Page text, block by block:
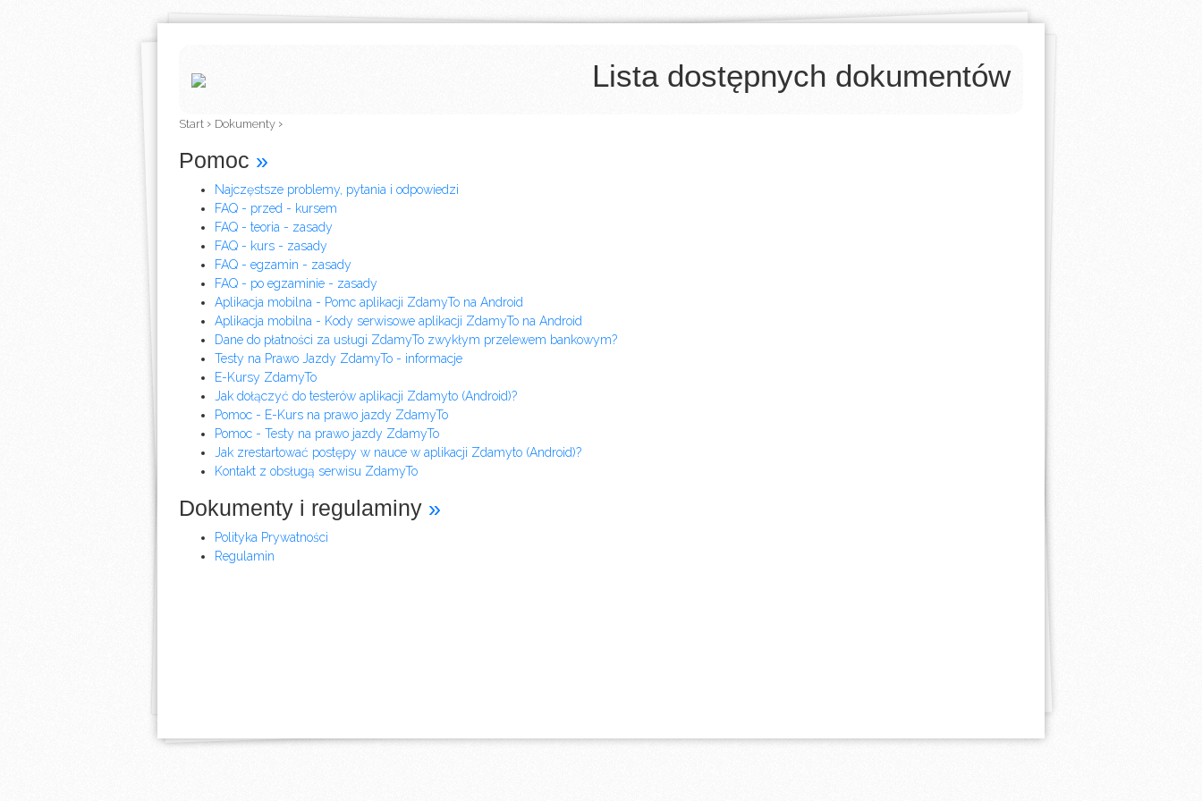
Lista dostępnych dokumentów
Start › Dokumenty ›
Pomoc »
Najczęstsze problemy, pytania i odpowiedzi
FAQ - przed - kursem
FAQ - teoria - zasady
FAQ - kurs - zasady
FAQ - egzamin - zasady
FAQ - po egzaminie - zasady
Aplikacja mobilna - Pomc aplikacji ZdamyTo na Android
Aplikacja mobilna - Kody serwisowe aplikacji ZdamyTo na Android
Dane do płatności za usługi ZdamyTo zwykłym przelewem bankowym?
Testy na Prawo Jazdy ZdamyTo - informacje
E-Kursy ZdamyTo
Jak dołączyć do testerów aplikacji Zdamyto (Android)?
Pomoc - E-Kurs na prawo jazdy ZdamyTo
Pomoc - Testy na prawo jazdy ZdamyTo
Jak zrestartować postępy w nauce w aplikacji Zdamyto (Android)?
Kontakt z obsługą serwisu ZdamyTo
Dokumenty i regulaminy »
Polityka Prywatności
Regulamin